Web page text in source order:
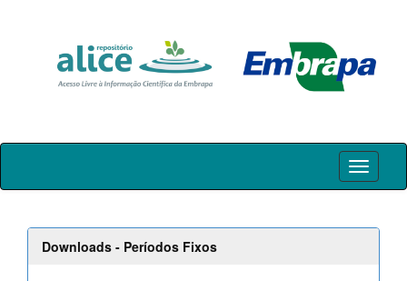
Skip
Downloads - Períodos Fixos